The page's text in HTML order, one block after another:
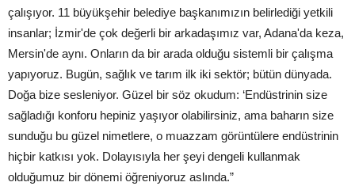
çalışıyor. 11 büyükşehir belediye başkanımızın belirlediği yetkili
insanlar; İzmir'de çok değerli bir arkadaşımız var, Adana'da keza,
Mersin'de aynı. Onların da bir arada olduğu sistemli bir çalışma
yapıyoruz. Bugün, sağlık ve tarım ilk iki sektör; bütün dünyada.
Doğa bize sesleniyor. Güzel bir söz okudum: ‘Endüstrinin size
sağladığı konforu hepiniz yaşıyor olabilirsiniz, ama baharın size
sunduğu bu güzel nimetlere, o muazzam görüntülere endüstrinin
hiçbir katkısı yok. Dolayısıyla her şeyi dengeli kullanmak
olduğumuz bir dönemi öğreniyoruz aslında.”